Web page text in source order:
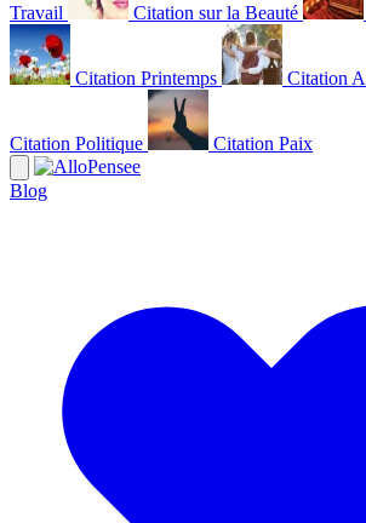
Travail Citation sur la Beauté
Citation Printemps Citation
Citation Politique Citation Paix
Blog